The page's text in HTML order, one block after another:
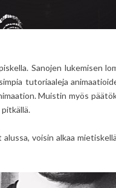
Sanojen lukemisen
tutoriaaleja
Muistin myös
pitkällä.
voisin alkaa